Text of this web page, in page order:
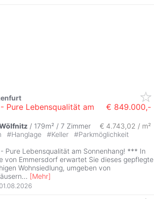
Pure Lebensqualität am
€ 849.000,-
/ 179m² / 7 Zimmer
€ 4.743,02 / m²
#Hanglage #Keller #Parkmöglichkeit
Pure Lebensqualität am Sonnenhang! *** In
von Emmersdorf erwartet Sie dieses gepflegte
Wohnsiedlung, umgeben von
... [Mehr]
01.08.2026